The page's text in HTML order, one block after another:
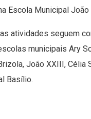
Escola Municipal João
atividades seguem
municipais Ary
João XXIII, Célia
Basílio.